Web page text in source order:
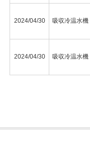
2024/04/30 吸収冷温水機
2024/04/30 吸収冷温水機